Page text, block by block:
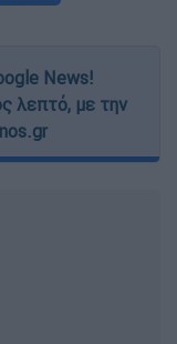
News!
λεπτό, με την